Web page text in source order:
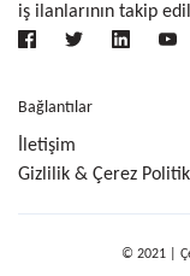
iş ilanlarının takip
Bağlantılar
İletişim
Gizlilik & Çerez
© 2021 |